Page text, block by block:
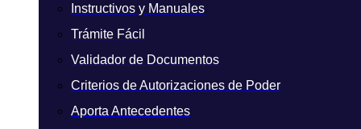
Instructivos y Manuales
Trámite Fácil
Validador de Documentos
Criterios de Autorizaciones de Poder
Aporta Antecedentes